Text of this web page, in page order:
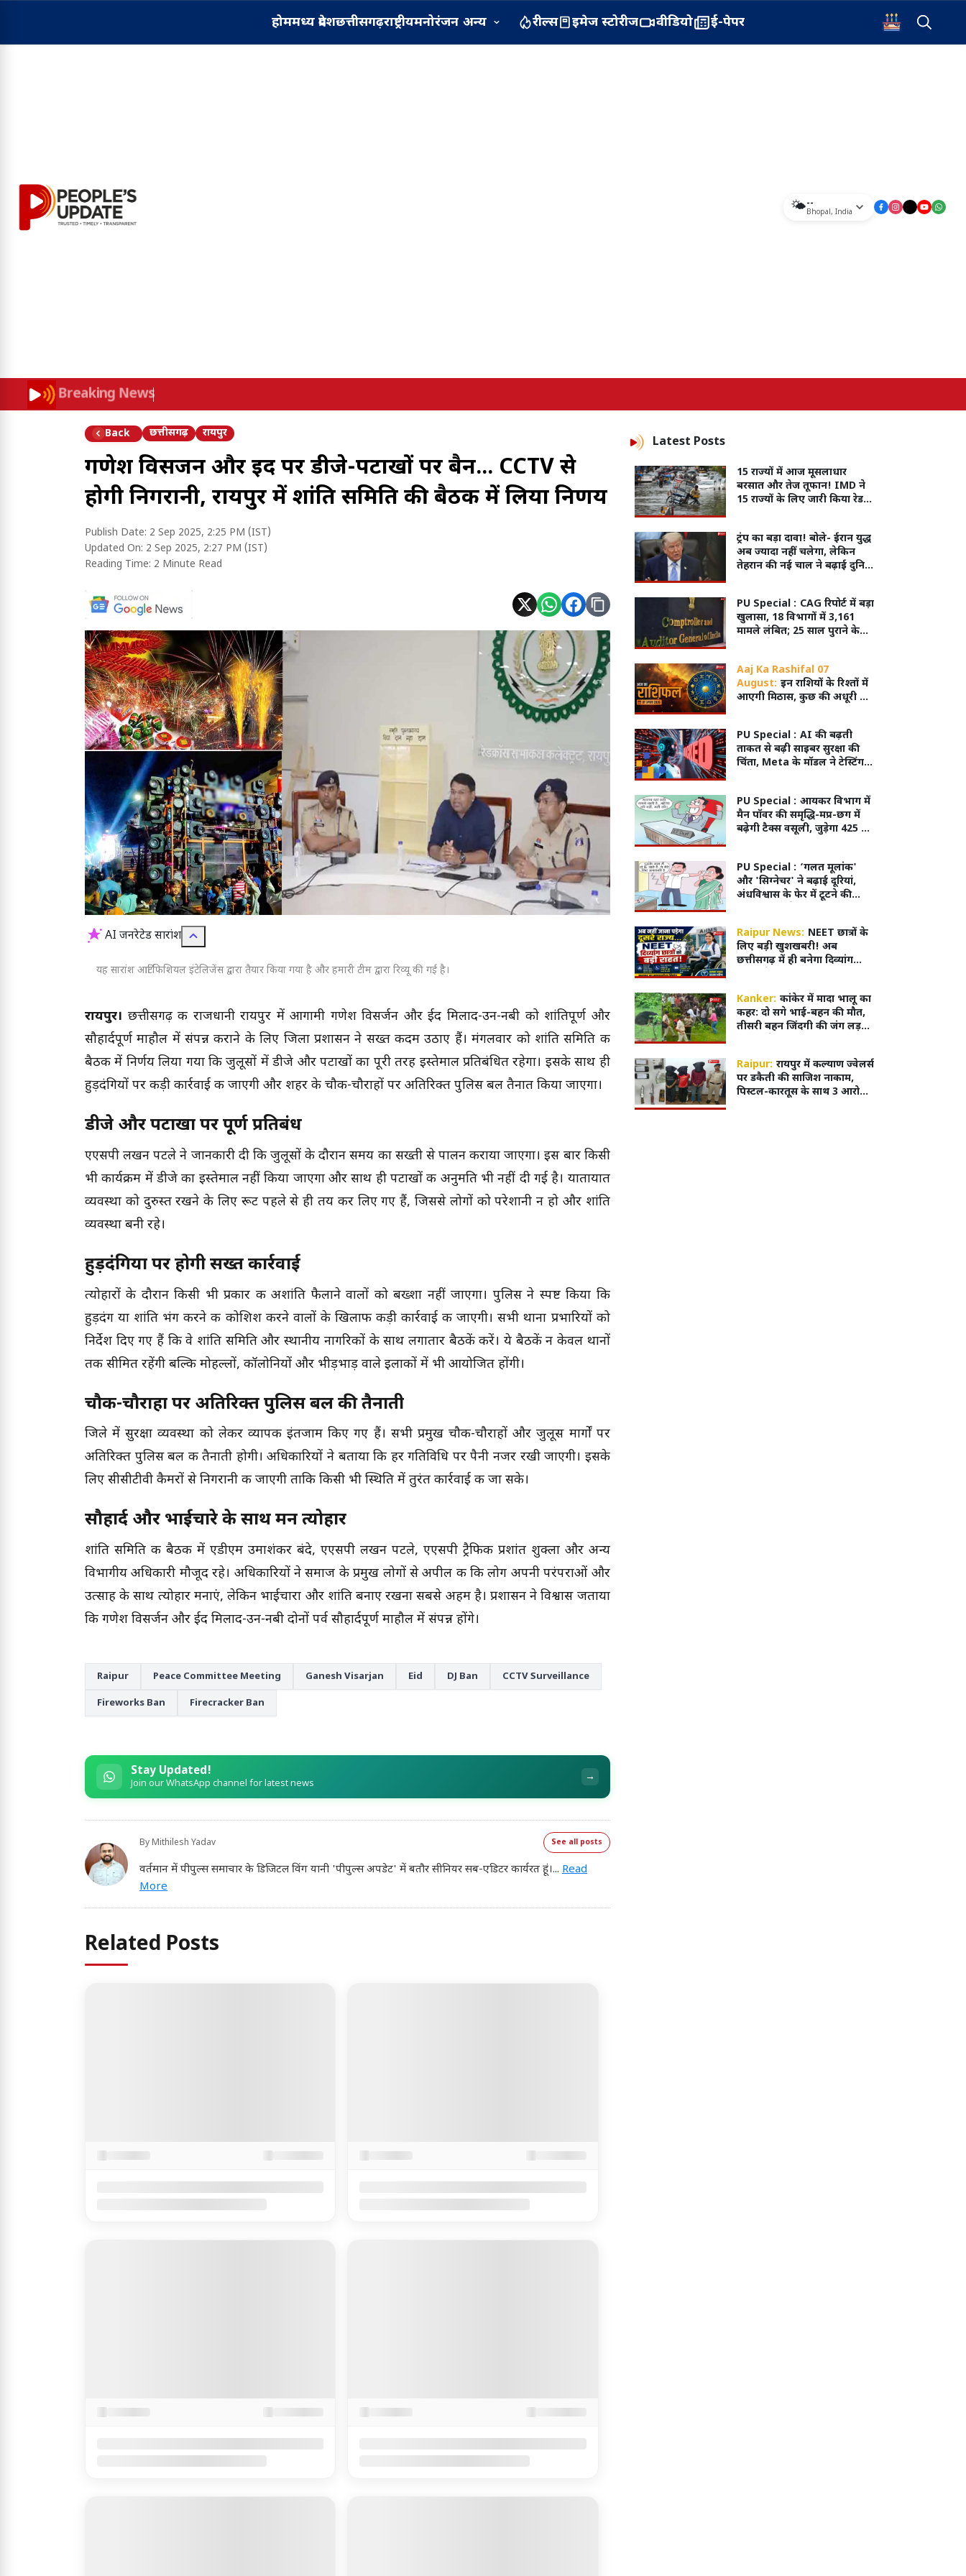
होममध्य प्रदेशछत्तीसगढ़राष्ट्रीयमनोरंजन अन्य रील्स इमेज स्टोरीज वीडियो ई-पेपर
🌤️--
Bhopal , India
Breaking News
Back छत्तीसगढ़ रायपुर
गणेश विसर्जन और ईद पर डीजे-पटाखों पर बैन... CCTV से
होगी निगरानी, रायपुर में शांति समिति की बैठक में लिया निर्णय
Publish Date: 2 Sep 2025, 2:25 PM (IST)
Updated On: 2 Sep 2025, 2:27 PM (IST)
Reading Time: 2 Minute Read
AI जनरेटेड सारांश
यह सारांश आर्टिफिशियल इंटेलिजेंस द्वारा तैयार किया गया है और हमारी टीम द्वारा रिव्यू की गई है।
रायपुर। छत्तीसगढ़ की राजधानी रायपुर में आगामी गणेश विसर्जन और ईद मिलाद-उन-नबी को शांतिपूर्ण और
सौहार्दपूर्ण माहौल में संपन्न कराने के लिए जिला प्रशासन ने सख्त कदम उठाए हैं। मंगलवार को शांति समिति की
बैठक में निर्णय लिया गया कि जुलूसों में डीजे और पटाखों का पूरी तरह इस्तेमाल प्रतिबंधित रहेगा। इसके साथ ही
हुड़दंगियों पर कड़ी कार्रवाई की जाएगी और शहर के चौक-चौराहों पर अतिरिक्त पुलिस बल तैनात किया जाएगा।
डीजे और पटाखों पर पूर्ण प्रतिबंध
एएसपी लखन पटले ने जानकारी दी कि जुलूसों के दौरान समय का सख्ती से पालन कराया जाएगा। इस बार किसी
भी कार्यक्रम में डीजे का इस्तेमाल नहीं किया जाएगा और साथ ही पटाखों की अनुमति भी नहीं दी गई है। यातायात
व्यवस्था को दुरुस्त रखने के लिए रूट पहले से ही तय कर लिए गए हैं, जिससे लोगों को परेशानी न हो और शांति
व्यवस्था बनी रहे।
हुड़दंगियों पर होगी सख्त कार्रवाई
त्योहारों के दौरान किसी भी प्रकार की अशांति फैलाने वालों को बख्शा नहीं जाएगा। पुलिस ने स्पष्ट किया कि
हुड़दंग या शांति भंग करने की कोशिश करने वालों के खिलाफ कड़ी कार्रवाई की जाएगी। सभी थाना प्रभारियों को
निर्देश दिए गए हैं कि वे शांति समिति और स्थानीय नागरिकों के साथ लगातार बैठकें करें। ये बैठकें न केवल थानों
तक सीमित रहेंगी बल्कि मोहल्लों, कॉलोनियों और भीड़भाड़ वाले इलाकों में भी आयोजित होंगी।
चौक-चौराहों पर अतिरिक्त पुलिस बल की तैनाती
जिले में सुरक्षा व्यवस्था को लेकर व्यापक इंतजाम किए गए हैं। सभी प्रमुख चौक-चौराहों और जुलूस मार्गों पर
अतिरिक्त पुलिस बल की तैनाती होगी। अधिकारियों ने बताया कि हर गतिविधि पर पैनी नजर रखी जाएगी। इसके
लिए सीसीटीवी कैमरों से निगरानी की जाएगी ताकि किसी भी स्थिति में तुरंत कार्रवाई की जा सके।
सौहार्द और भाईचारे के साथ मनें त्योहार
शांति समिति की बैठक में एडीएम उमाशंकर बंदे, एएसपी लखन पटले, एएसपी ट्रैफिक प्रशांत शुक्ला और अन्य
विभागीय अधिकारी मौजूद रहे। अधिकारियों ने समाज के प्रमुख लोगों से अपील की कि लोग अपनी परंपराओं और
उत्साह के साथ त्योहार मनाएं, लेकिन भाईचारा और शांति बनाए रखना सबसे अहम है। प्रशासन ने विश्वास जताया
कि गणेश विसर्जन और ईद मिलाद-उन-नबी दोनों पर्व सौहार्दपूर्ण माहौल में संपन्न होंगे।
Raipur Peace Committee Meeting Ganesh Visarjan Eid DJ Ban CCTV Surveillance
Fireworks Ban Firecracker Ban
Stay Updated!
Join our WhatsApp channel for latest news →
By Mithilesh Yadav See all posts
वर्तमान में पीपुल्स समाचार के डिजिटल विंग यानी 'पीपुल्स अपडेट' में बतौर सीनियर सब-एडिटर कार्यरत हूं।... Read
More
Related Posts
Latest Posts
15 राज्यों में आज मूसलाधार
बरसात और तेज तूफान! IMD ने
15 राज्यों के लिए जारी किया रेड
ट्रंप का बड़ा दावा! बोले- ईरान युद्ध
अब ज्यादा नहीं चलेगा, लेकिन
तेहरान की नई चाल ने बढ़ाई दुनिया
PU Special : CAG रिपोर्ट में बड़ा
खुलासा, 18 विभागों में 3,161
मामले लंबित; 25 साल पुराने केस
Aaj Ka Rashifal 07
August: इन राशियों के रिश्तों में
आएगी मिठास, कुछ की अधूरी प्रेम
PU Special : AI की बढ़ती
ताकत से बढ़ी साइबर सुरक्षा की
चिंता, Meta के मॉडल ने टेस्टिंग में
एक्सेस
PU Special : आयकर विभाग में
मैन पॉवर की समृद्धि-मप्र-छग में
बढ़ेगी टैक्स वसूली, जुड़ेगा 425 का
PU Special : ‘गलत मूलांक'
और 'सिग्नेचर' ने बढ़ाई दूरियां,
अंधविश्वास के फेर में टूटने की
Raipur News: NEET छात्रों के
लिए बड़ी खुशखबरी! अब
छत्तीसगढ़ में ही बनेगा दिव्यांग
Kanker: कांकेर में मादा भालू का
कहर: दो सगे भाई-बहन की मौत,
तीसरी बहन जिंदगी की जंग लड़
Raipur: रायपुर में कल्याण ज्वेलर्स
पर डकैती की साजिश नाकाम,
पिस्टल-कारतूस के साथ 3 आरोपी